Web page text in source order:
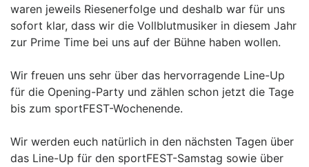
waren jeweils Riesenerfolge und deshalb war für uns
sofort klar, dass wir die Vollblutmusiker in diesem Jahr
zur Prime Time bei uns auf der Bühne haben wollen.
Wir freuen uns sehr über das hervorragende Line-Up
für die Opening-Party und zählen schon jetzt die Tage
bis zum sportFEST-Wochenende.
Wir werden euch natürlich in den nächsten Tagen über
das Line-Up für den sportFEST-Samstag sowie über